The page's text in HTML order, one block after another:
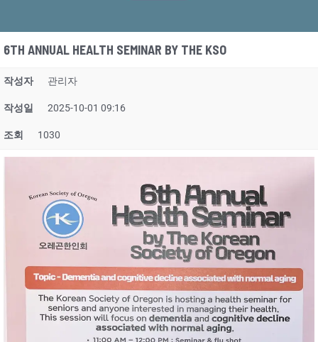
6TH ANNUAL HEALTH SEMINAR BY THE KSO
작성자 관리자
작성일 2025-10-01 09:16
조회 1030